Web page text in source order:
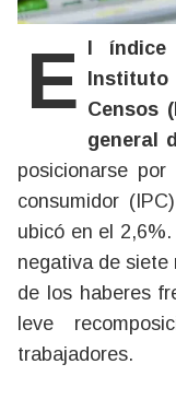
El índice de salarios que elabora el Censos
general
posicionarse
consumidor
ubicó en el
negativa de siete
de los haberes
leve
trabajadores.